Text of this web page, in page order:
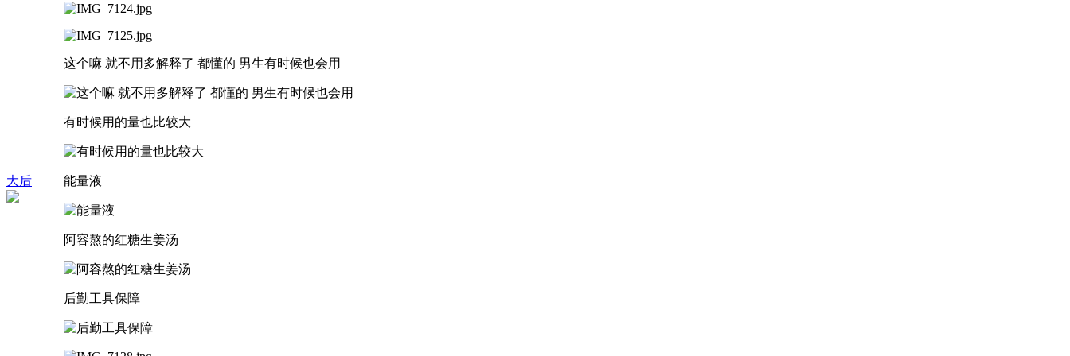
大后
这个嘛 就不用多解释了 都懂的 男生有时候也会用
有时候用的量也比较大
能量液
阿容熬的红糖生姜汤
后勤工具保障